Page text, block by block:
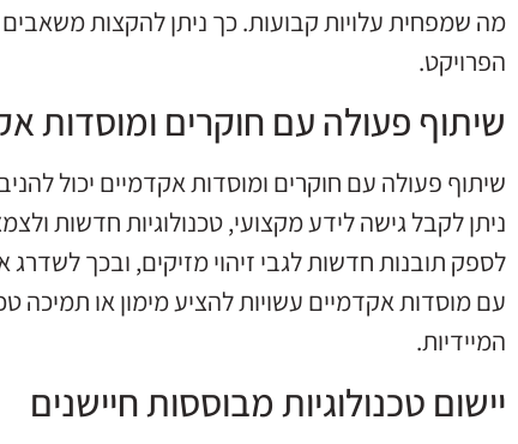
מה שמפחית עלויות קבועות. כך ניתן להקצות
הפרויקט.
שיתוף פעולה עם חוקרים ומוסדות
שיתוף פעולה עם חוקרים ומוסדות אקדמיים יכול
ניתן לקבל גישה לידע מקצועי, טכנולוגיות חדשות
לספק תובנות חדשות לגבי זיהוי מזיקים, ובכך
עם מוסדות אקדמיים עשויות להציע מימון או תמיכה
המיידיות.
יישום טכנולוגיות מבוססות חיישנים